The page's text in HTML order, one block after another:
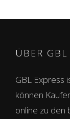
ÜBER GBL
GBL Express
können
online zu den